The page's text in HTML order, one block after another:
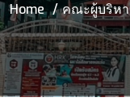
Home คณะผู้บริห